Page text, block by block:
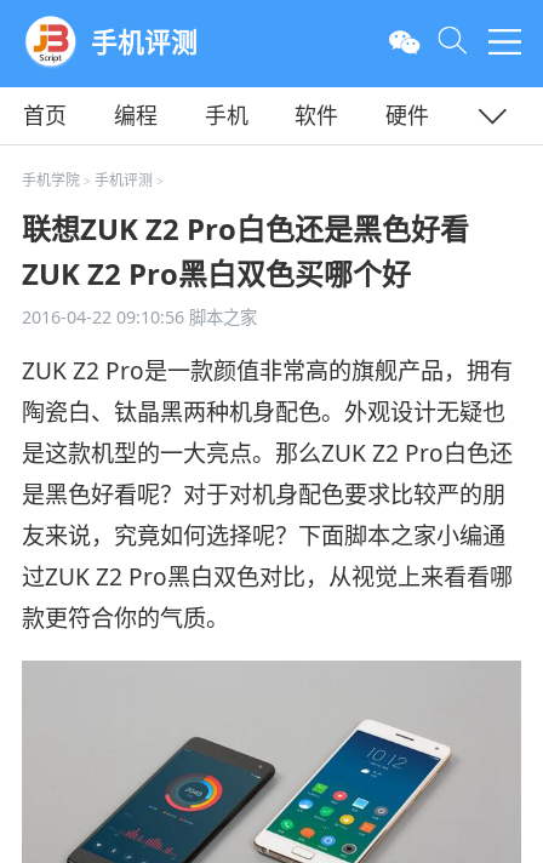
手机评测
首页 编程 手机 软件
硬件
教程
平面
手机学院> 手机评测 >
联想ZUK Z2 Pro白色还是黑色好看
ZUK Z2 Pro黑白双色买哪个好
2016-04-22 09:10:56脚本之家
ZUK Z2 Pro是一款颜值非常高的旗舰产品，拥有
陶瓷白、钛晶黑两种机身配色。外观设计无疑也
是这款机型的一大亮点。那么ZUK Z2 Pro白色还
是黑色好看呢？对于对机身配色要求比较严的朋
友来说，究竟如何选择呢？下面脚本之家小编通
过ZUK Z2 Pro黑白双色对比，从视觉上来看看哪
款更符合你的气质。